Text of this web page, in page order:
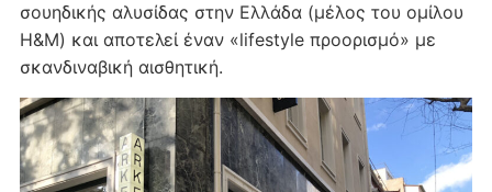
σουηδικής αλυσίδας στην Ελλάδα (μέλος του ομίλου
H&M) και αποτελεί έναν «lifestyle προορισμό» με
σκανδιναβική αισθητική.